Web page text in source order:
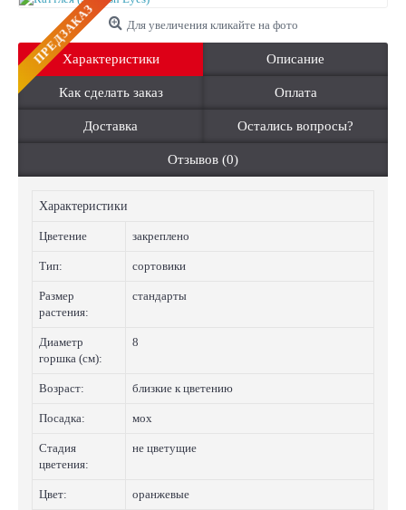
ПРЕДЗАКАЗ Для увеличения кликайте на фото
Характеристики Описание
Как сделать заказ Оплата
Доставка Остались вопросы?
Отзывов (0)
Характеристики
Цветение закреплено
Тип: сортовики
Размер
растения:
стандарты
Диаметр
горшка (см):
8
Возраст: близкие к цветению
Посадка: мох
Стадия
цветения:
не цветущие
Цвет: оранжевые